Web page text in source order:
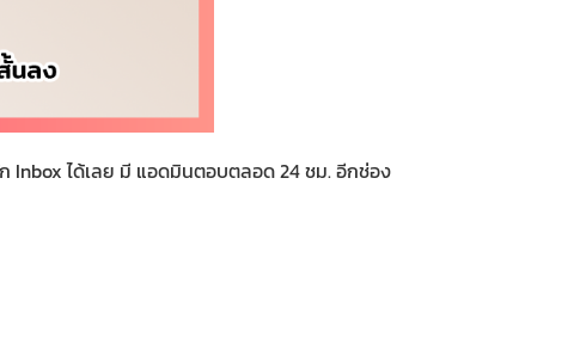
ได้เลย มี แอดมินตอบตลอด 24 ชม. อีกช่อง